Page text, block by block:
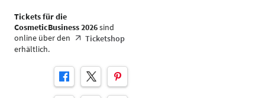
Tickets für die
CosmeticBusiness 2026sind
online über den
Ticketshop
erhältlich.